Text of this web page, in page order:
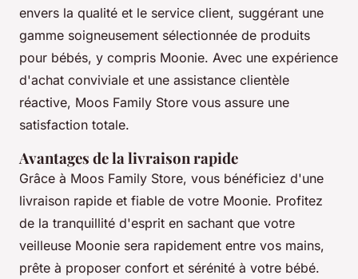
envers la qualité et le service client, suggérant une
gamme soigneusement sélectionnée de produits
pour bébés, y compris Moonie. Avec une expérience
d'achat conviviale et une assistance clientèle
réactive, Moos Family Store vous assure une
satisfaction totale.
Avantages de la livraison rapide
Grâce à Moos Family Store, vous bénéficiez d'une
livraison rapide et fiable de votre Moonie. Profitez
de la tranquillité d'esprit en sachant que votre
veilleuse Moonie sera rapidement entre vos mains,
prête à proposer confort et sérénité à votre bébé.